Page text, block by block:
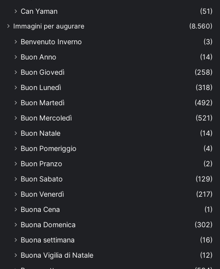
Can Yaman (51)
Immagini per augurare (8.560)
Benvenuto Inverno
(3)
Buon Anno
(14)
Buon Giovedì
(258)
Buon Lunedì
(318)
Buon Martedì
(492)
Buon Mercoledì
(521)
Buon Natale
(14)
Buon Pomeriggio
(4)
Buon Pranzo
(2)
Buon Sabato
(129)
Buon Venerdì
(217)
Buona Cena
(1)
Buona Domenica
(302)
Buona settimana
(16)
Buona Vigilia di Natale
(12)